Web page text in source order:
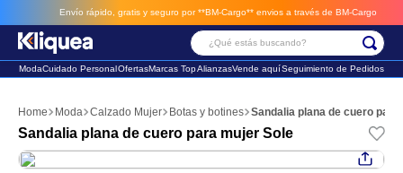
Envío rápido, gratis y seguro por **BM-Cargo** envios a través de BM-Cargo
¿Qué estás buscando?
ModaCuidado PersonalOfertasMarcas TopAlianzasVende aquíSeguimiento de Pedidos
Moda Calzado Mujer Botas y botines Sandalia plana de cuero para
Sandalia plana de cuero para mujer Sole
2. sandalia